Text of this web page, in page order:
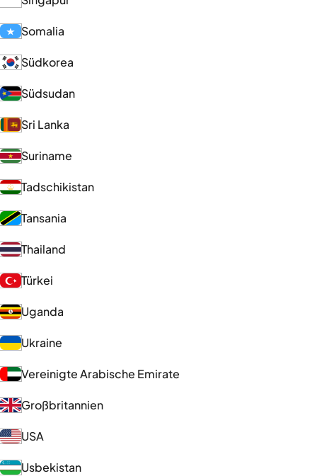
Somalia
Südkorea
Südsudan
Sri Lanka
Suriname
Tadschikistan
Tansania
Thailand
Türkei
Uganda
Ukraine
Vereinigte Arabische Emirate
Großbritannien
USA
Usbekistan